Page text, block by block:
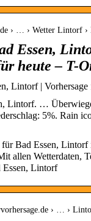
› … › Wetter Lintorf ›
Essen,
heute – T-
Lintorf | Vorhersage
Lintorf. …
5%. Rain
Bad Essen, Lintorf
allen Wetterdaten,
Essen, Lintorf
› … ›